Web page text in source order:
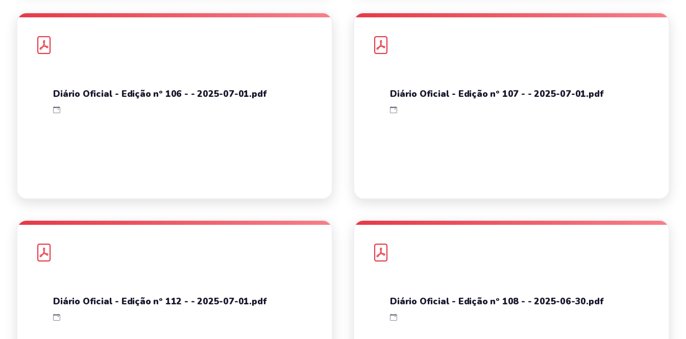
Diário Oficial - Edição nº 106 - - 2025-07-01.pdf Diário Oficial - Edição nº 107 - - 2025-07-01.pdf
Diário Oficial - Edição nº 112 - - 2025-07-01.pdf Diário Oficial - Edição nº 108 - - 2025-06-30.pdf